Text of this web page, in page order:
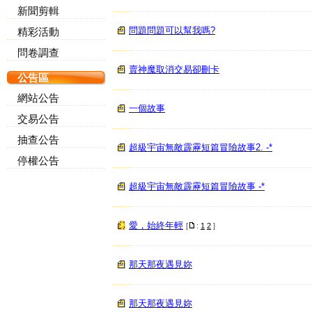
新聞剪輯
精彩活動
問卷調查
公告區
網站公告
交易公告
抽查公告
停權公告
問題問題可以幫我嗎?
賣神魔取消交易卻刪卡
一個故事
超級宇宙無敵霹靂短篇冒險故事2. -*
超級宇宙無敵霹靂短篇冒險故事 -*
愛，始終年輕 [ : 1 2 ]
那天那夜遇見妳
那天那夜遇見妳